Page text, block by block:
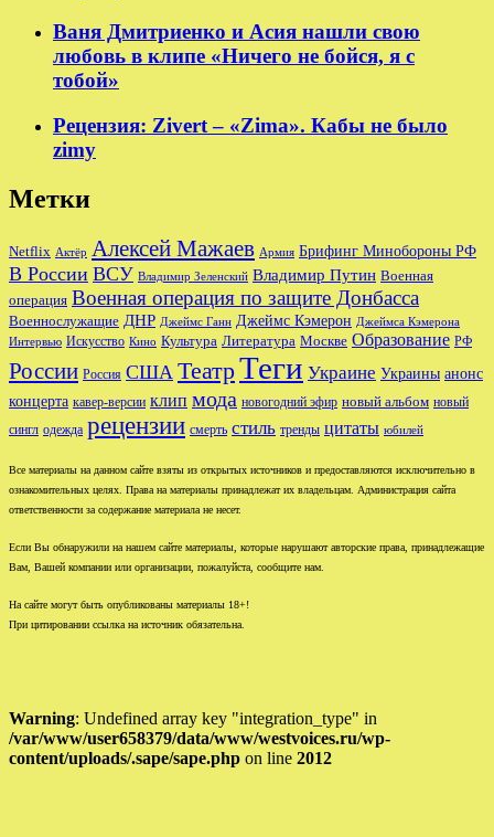
Ваня Дмитриенко и Асия нашли свою
любовь в клипе «Ничего не бойся, я с
тобой»
Рецензия: Zivert – «Zima». Кабы не было
zimy
Метки
Netflix Актёр Алексей Мажаев Армия Брифинг Минобороны РФ
В России ВСУ Владимир Зеленский Владимир Путин Военная
операция Военная операция по защите Донбасса
Военнослужащие ДНР Джеймс Ганн Джеймс Кэмерон Джеймса Кэмерона
Интервью Искусство Кино Культура Литература Москве Образование РФ
России Россия США ТеатрТеги Украине Украины анонс
концерта кавер-версии клип мода новогодний эфир новый альбом новый
сингл одежда рецензии смерть стиль тренды цитаты юбилей
Все материалы на данном сайте взяты из открытых источников и предоставляются исключительно в
ознакомительных целях. Права на материалы принадлежат их владельцам. Администрация сайта
ответственности за содержание материала не несет.
Если Вы обнаружили на нашем сайте материалы, которые нарушают авторские права, принадлежащие
Вам, Вашей компании или организации, пожалуйста, сообщите нам.
На сайте могут быть опубликованы материалы 18+!
При цитировании ссылка на источник обязательна.
Warning: Undefined array key "integration_type" in
/var/www/user658379/data/www/westvoices.ru/wp-
content/uploads/.sape/sape.php on line 2012